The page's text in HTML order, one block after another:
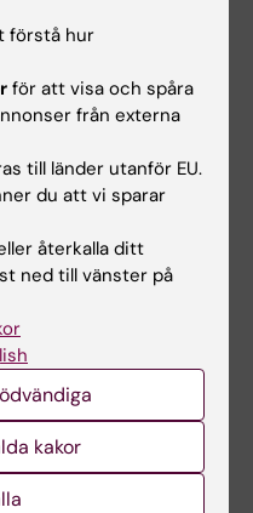
Library: a
på Karolinska
samarbetet med
förstå hur
för att visa och spåra
från externa
till länder utanför EU.
du att vi sparar
återkalla ditt
ned till vänster på
kakor